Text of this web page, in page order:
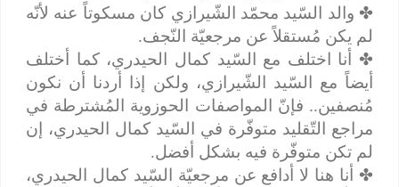
✤والد السّيد محمّد الشّيرازي كان مسكوتاً عنه لأنّه
لم يكن مُستقلاً عن مرجعيّة النّجف.
✤أنا اختلف مع السّيد كمال الحيدري، كما أختلف
أيضاً مع السّيد الشّيرازي، ولكن إذا أردنا أن نكون
مُنصفين.. فإنّ المواصفات الحوزوية المُشترطة في
مراجع التّقليد متوفّرة في السّيد كمال الحيدري، إن
لم تكن متوفّرة فيه بشكل أفضل.
✤أنا هنا لا أدافع عن مرجعيّة السّيد كمال الحيدري،